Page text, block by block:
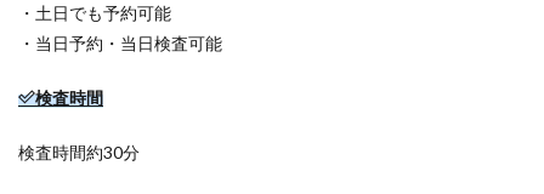
・土日でも予約可能
・当日予約・当日検査可能
検査時間
検査時間約30分